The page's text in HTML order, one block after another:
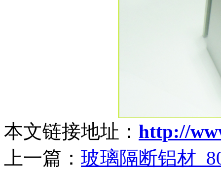
本文链接地址： http://
上一篇： 玻璃隔断铝材